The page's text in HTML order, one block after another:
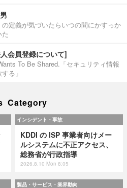
定義が気づいたらいつの間にかすっか
会員登録について]
To Be Shared.「セキュリティ情報
る」
Category
インシデント・事故
KDDI の ISP 事業者向けメー
ルシステムに不正アクセス、
総務省が行政指導
2026.8.10 Mon 8:05
製品・サービス・業界動向